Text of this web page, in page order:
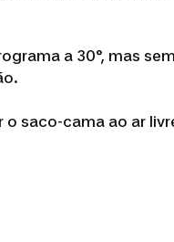
a 30°, mas sem
o saco-cama ao ar